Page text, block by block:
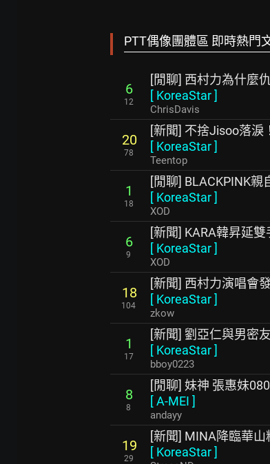
PTT偶像團體區 即時熱門
6
12
[閒聊] 西村力為什麼
[ KoreaStar]
ChrisDavis
20
78
[新聞] 不捨Jisoo落淚
[ KoreaStar]
Teentop
1
18
[閒聊] BLACKPINK
[ KoreaStar]
XOD
6
9
[新聞] KARA韓昇延
[ KoreaStar]
XOD
18
104
[新聞] 西村力演唱會
[ KoreaStar]
zkow
1
17
[新聞] 劉亞仁與男密
[ KoreaStar]
bboy0223
8
8
[閒聊] 妹神 張惠妹
[A-MEI ]
andayy
19
29
[新聞] MINA降臨華
[ KoreaStar]